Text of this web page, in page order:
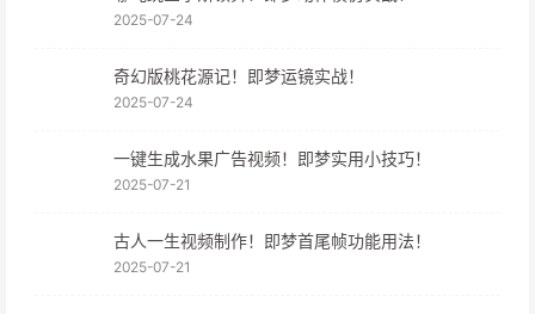
2025-07-24
奇幻版桃花源记！即梦运镜实战！
2025-07-24
一键生成水果广告视频！即梦实用小技巧！
2025-07-21
古人一生视频制作！即梦首尾帧功能用法！
2025-07-21